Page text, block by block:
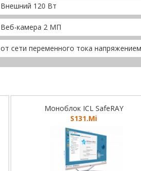
Внешний 120 Вт
Веб-камера 2 МП
от сети переменного тока
Моноблок ICL SafeRAY
S131.Mi